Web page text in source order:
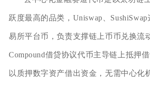
跃度最高的品类，Uniswap、
易所平台币，负责支撑链上币币兑换流
Compound借贷协议代币主导链上抵押
以质押数字资产借出资金，无需中心化